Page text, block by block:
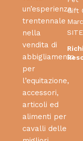
un’esperienza
trentennale
nella
vendita di
abbigliamento
per
l’equitazione,
accessori,
articoli ed
alimenti per
cavalli delle
Gift